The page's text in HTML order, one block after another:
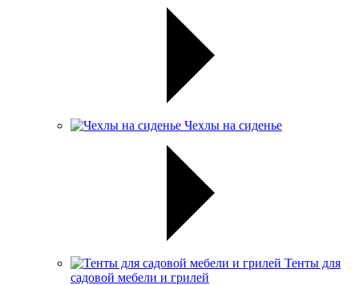
Чехлы на сиденье
Тенты для
садовой мебели и грилей